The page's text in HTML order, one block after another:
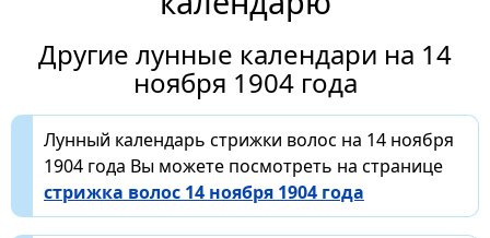
Другие лунные календари на 14
ноября 1904 года
Лунный календарь стрижки волос на 14 ноября
1904 года Вы можете посмотреть на странице
стрижка волос 14 ноября 1904 года